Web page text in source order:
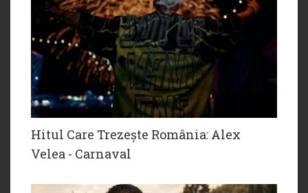
Hitul Care Trezește România: Alex
Velea - Carnaval